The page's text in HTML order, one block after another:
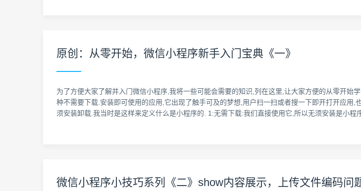
原创：从零开始，微信小程序新手入门宝典《一》
为了方便大家了解并入门微信小程序,我将一些可能会需要的知识,列在这里,让大家方便的从零开
种不需要下载.安装即可使用的应用,它出现了触手可及的梦想,用户扫一扫或者搜一下即开打开应用
须安装卸载.我当时是这样来定义什么是小程序的. 1:无需下载:我们直接使用它,所以无须安装是小
微信小程序小技巧系列《二》show内容展示，上传文件编码问